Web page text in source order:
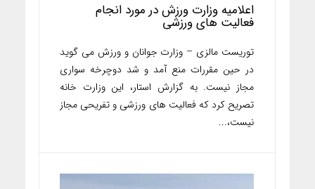
اعلامیه وزارت ورزش در مورد انجام
فعالیت های ورزشی
توریست مالزی – وزارت جوانان و ورزش می گوید
در حین مقررات منع آمد و شد دوچرخه سواری
مجاز نیست. به گزارش استار، این وزارت خانه
تصریح کرد که فعالیت های ورزشی و تفریحی مجاز
نیست،...